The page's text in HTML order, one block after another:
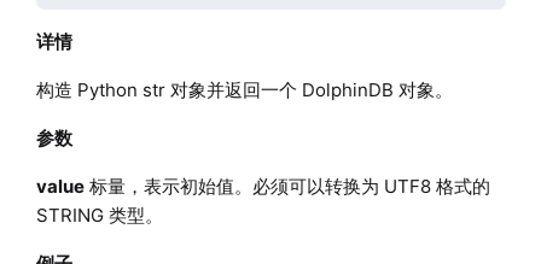
详情
构造 Python str 对象并返回一个 DolphinDB 对象。
参数
value标量，表示初始值。必须可以转换为 UTF8 格式的
STRING 类型。